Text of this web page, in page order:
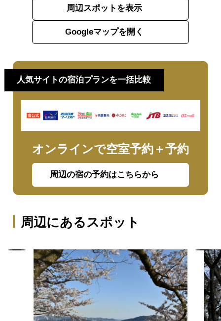
周辺スポットを表示
Googleマップを開く
人気サイトの宿泊プランを一括比較
オンラインで空室予約＋予約
周辺の宿の予約はこちらから
周辺にあるスポット